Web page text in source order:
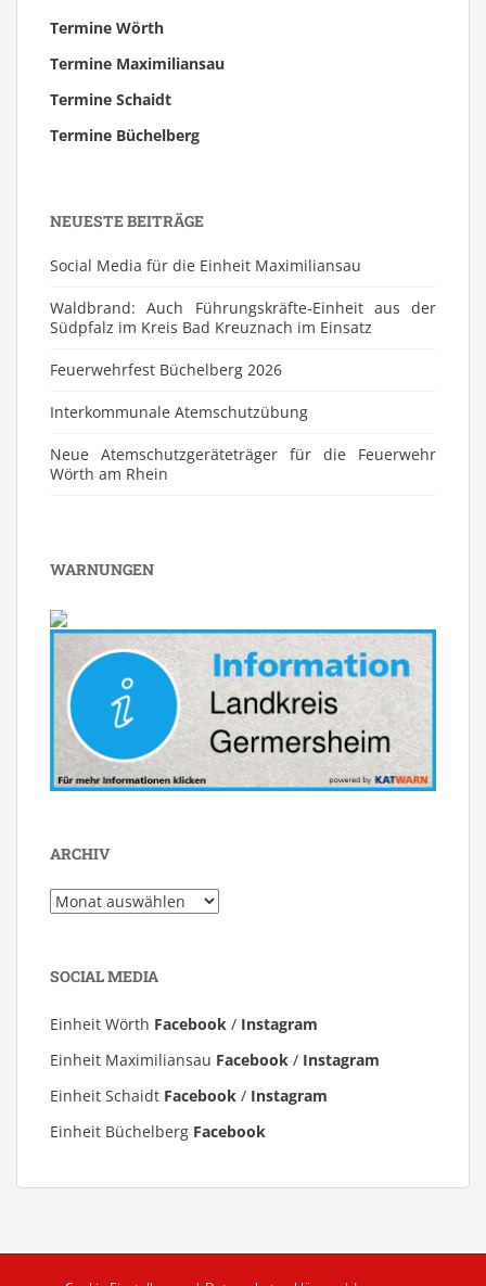
Termine Wörth
Termine Maximiliansau
Termine Schaidt
Termine Büchelberg
NEUESTE BEITRÄGE
Social Media für die Einheit Maximiliansau
Waldbrand: Auch Führungskräfte-Einheit aus der
Südpfalz im Kreis Bad Kreuznach im Einsatz
Feuerwehrfest Büchelberg 2026
⁠Interkommunale Atemschutzübung
Neue Atemschutzgeräteträger für die Feuerwehr
Wörth am Rhein
WARNUNGEN
ARCHIV
Archiv
SOCIAL MEDIA
Einheit Wörth Facebook / Instagram
Einheit Maximiliansau Facebook / Instagram
Einheit Schaidt Facebook / Instagram
Einheit Büchelberg Facebook